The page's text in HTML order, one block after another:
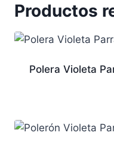
Productos
Polera Violeta